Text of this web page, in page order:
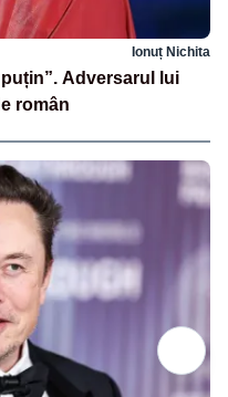
Ionuț Nichita
Adversarul lui
român